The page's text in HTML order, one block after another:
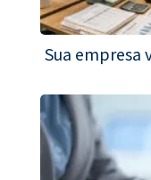
Sua empresa